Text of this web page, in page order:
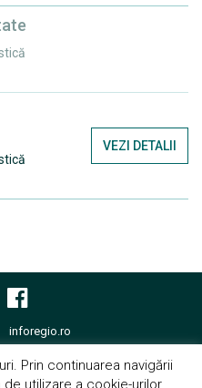
VEZI DETALII
inforegio.ro
fonduri-ue.ro
Prin continuarea navigării
utilizare a cookie-urilor.